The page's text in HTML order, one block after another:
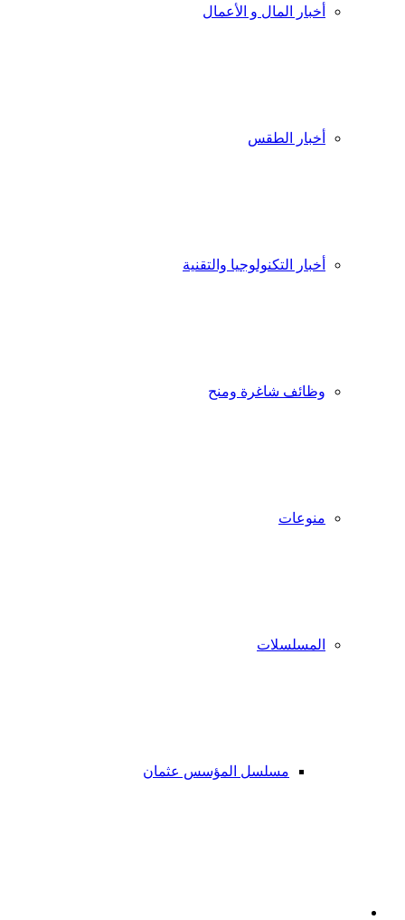
أخبار المال و الأعمال
أخبار الطقس
أخبار التكنولوجيا والتقنية
وظائف شاغرة ومنح
منوعات
المسلسلات
مسلسل المؤسس عثمان